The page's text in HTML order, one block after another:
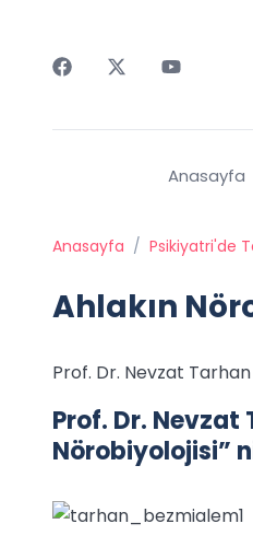
Anasayfa
Anasayfa / Psikiyatri'de
Ahlakın
Prof. Dr. Nevzat
Prof. Dr. Nevzat
Nörobiyolojisi”